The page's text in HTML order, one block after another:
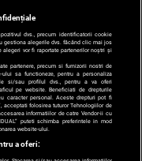
dvs., precum identificatorii cookie
gestiona alegerile dvs. făcând clic mai jos
vor fi raportate partenerilor noștri și
partenere, precum si furnizorii nostri de
sa functioneze, pentru a personaliza
si/sau profilul dvs., pentru a va oferi
pe website. Beneficiati de drepturile
caracter personal. Aceste drepturi pot fi
acceptati folosirea tuturor Tehnologiilor de
informatiilor de catre Vendor-ii cu
puteti schimba preferintele in mod
website-ului.
a oferi: